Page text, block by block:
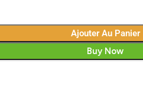
Ajouter Au Panier
Buy Now